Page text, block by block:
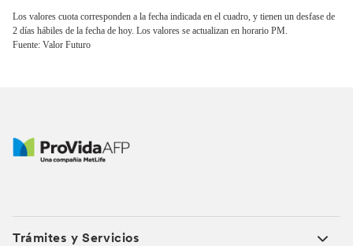
Los valores cuota corresponden a la fecha indicada en el cuadro, y tienen un desfase de
2 días hábiles de la fecha de hoy. Los valores se actualizan en horario PM.
Fuente: Valor Futuro
Trámites y Servicios